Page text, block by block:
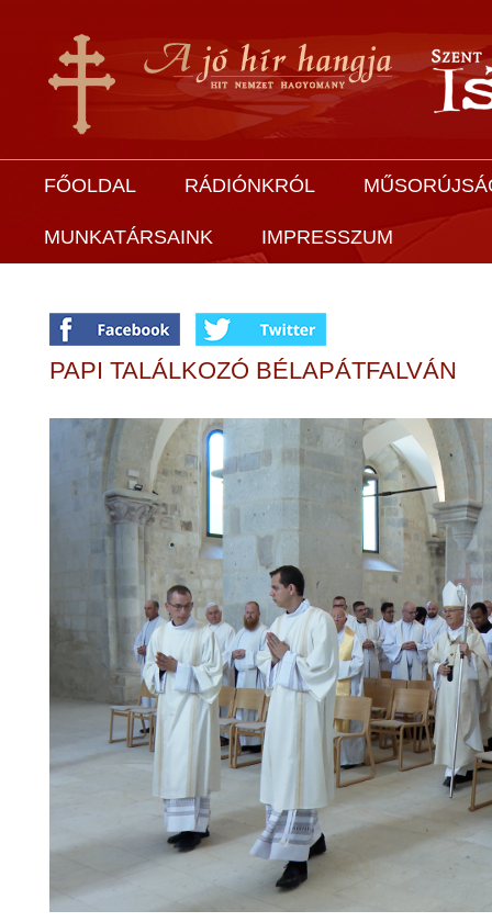
FŐOLDAL RÁDIÓNKRÓL
MUNKATÁRSAINK IMPRESSZUM
PAPI TALÁLKOZÓ BÉLAPÁTFALVÁN